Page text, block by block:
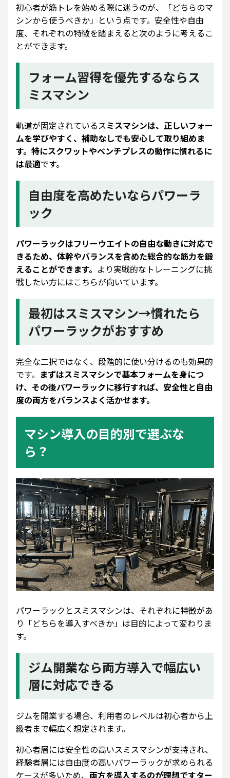
初心者が筋トレを始める際に迷うのが、「どちらのマ
シンから使うべきか」という点です。安全性や自由
度、それぞれの特徴を踏まえると次のように考えるこ
とができます。
フォーム習得を優先するならス
ミスマシン
軌道が固定されているスミスマシンは、正しいフォー
ムを学びやすく、補助なしでも安心して取り組めま
す。特にスクワットやベンチプレスの動作に慣れるに
は最適です。
自由度を高めたいならパワーラ
ック
パワーラックはフリーウエイトの自由な動きに対応で
きるため、体幹やバランスを含めた総合的な筋力を鍛
えることができます。 より実戦的なトレーニングに挑
戦したい方にはこちらが向いています。
最初はスミスマシン→慣れたら
パワーラックがおすすめ
完全な二択ではなく、段階的に使い分けるのも効果的
です。 まずはスミスマシンで基本フォームを身につ
け、その後パワーラックに移行すれば、安全性と自由
度の両方をバランスよく活かせます。
マシン導入の目的別で選ぶな
ら？
パワーラックとスミスマシンは、それぞれに特徴があ
り「どちらを導入すべきか」は目的によって変わりま
す。
ジム開業なら両方導入で幅広い
層に対応できる
ジムを開業する場合、利用者のレベルは初心者から上
級者まで幅広く想定されます。
初心者層には安全性の高いスミスマシンが支持され、
経験者層には自由度の高いパワーラックが求められる
ケースが多いため、 両方を導入するのが理想ですター